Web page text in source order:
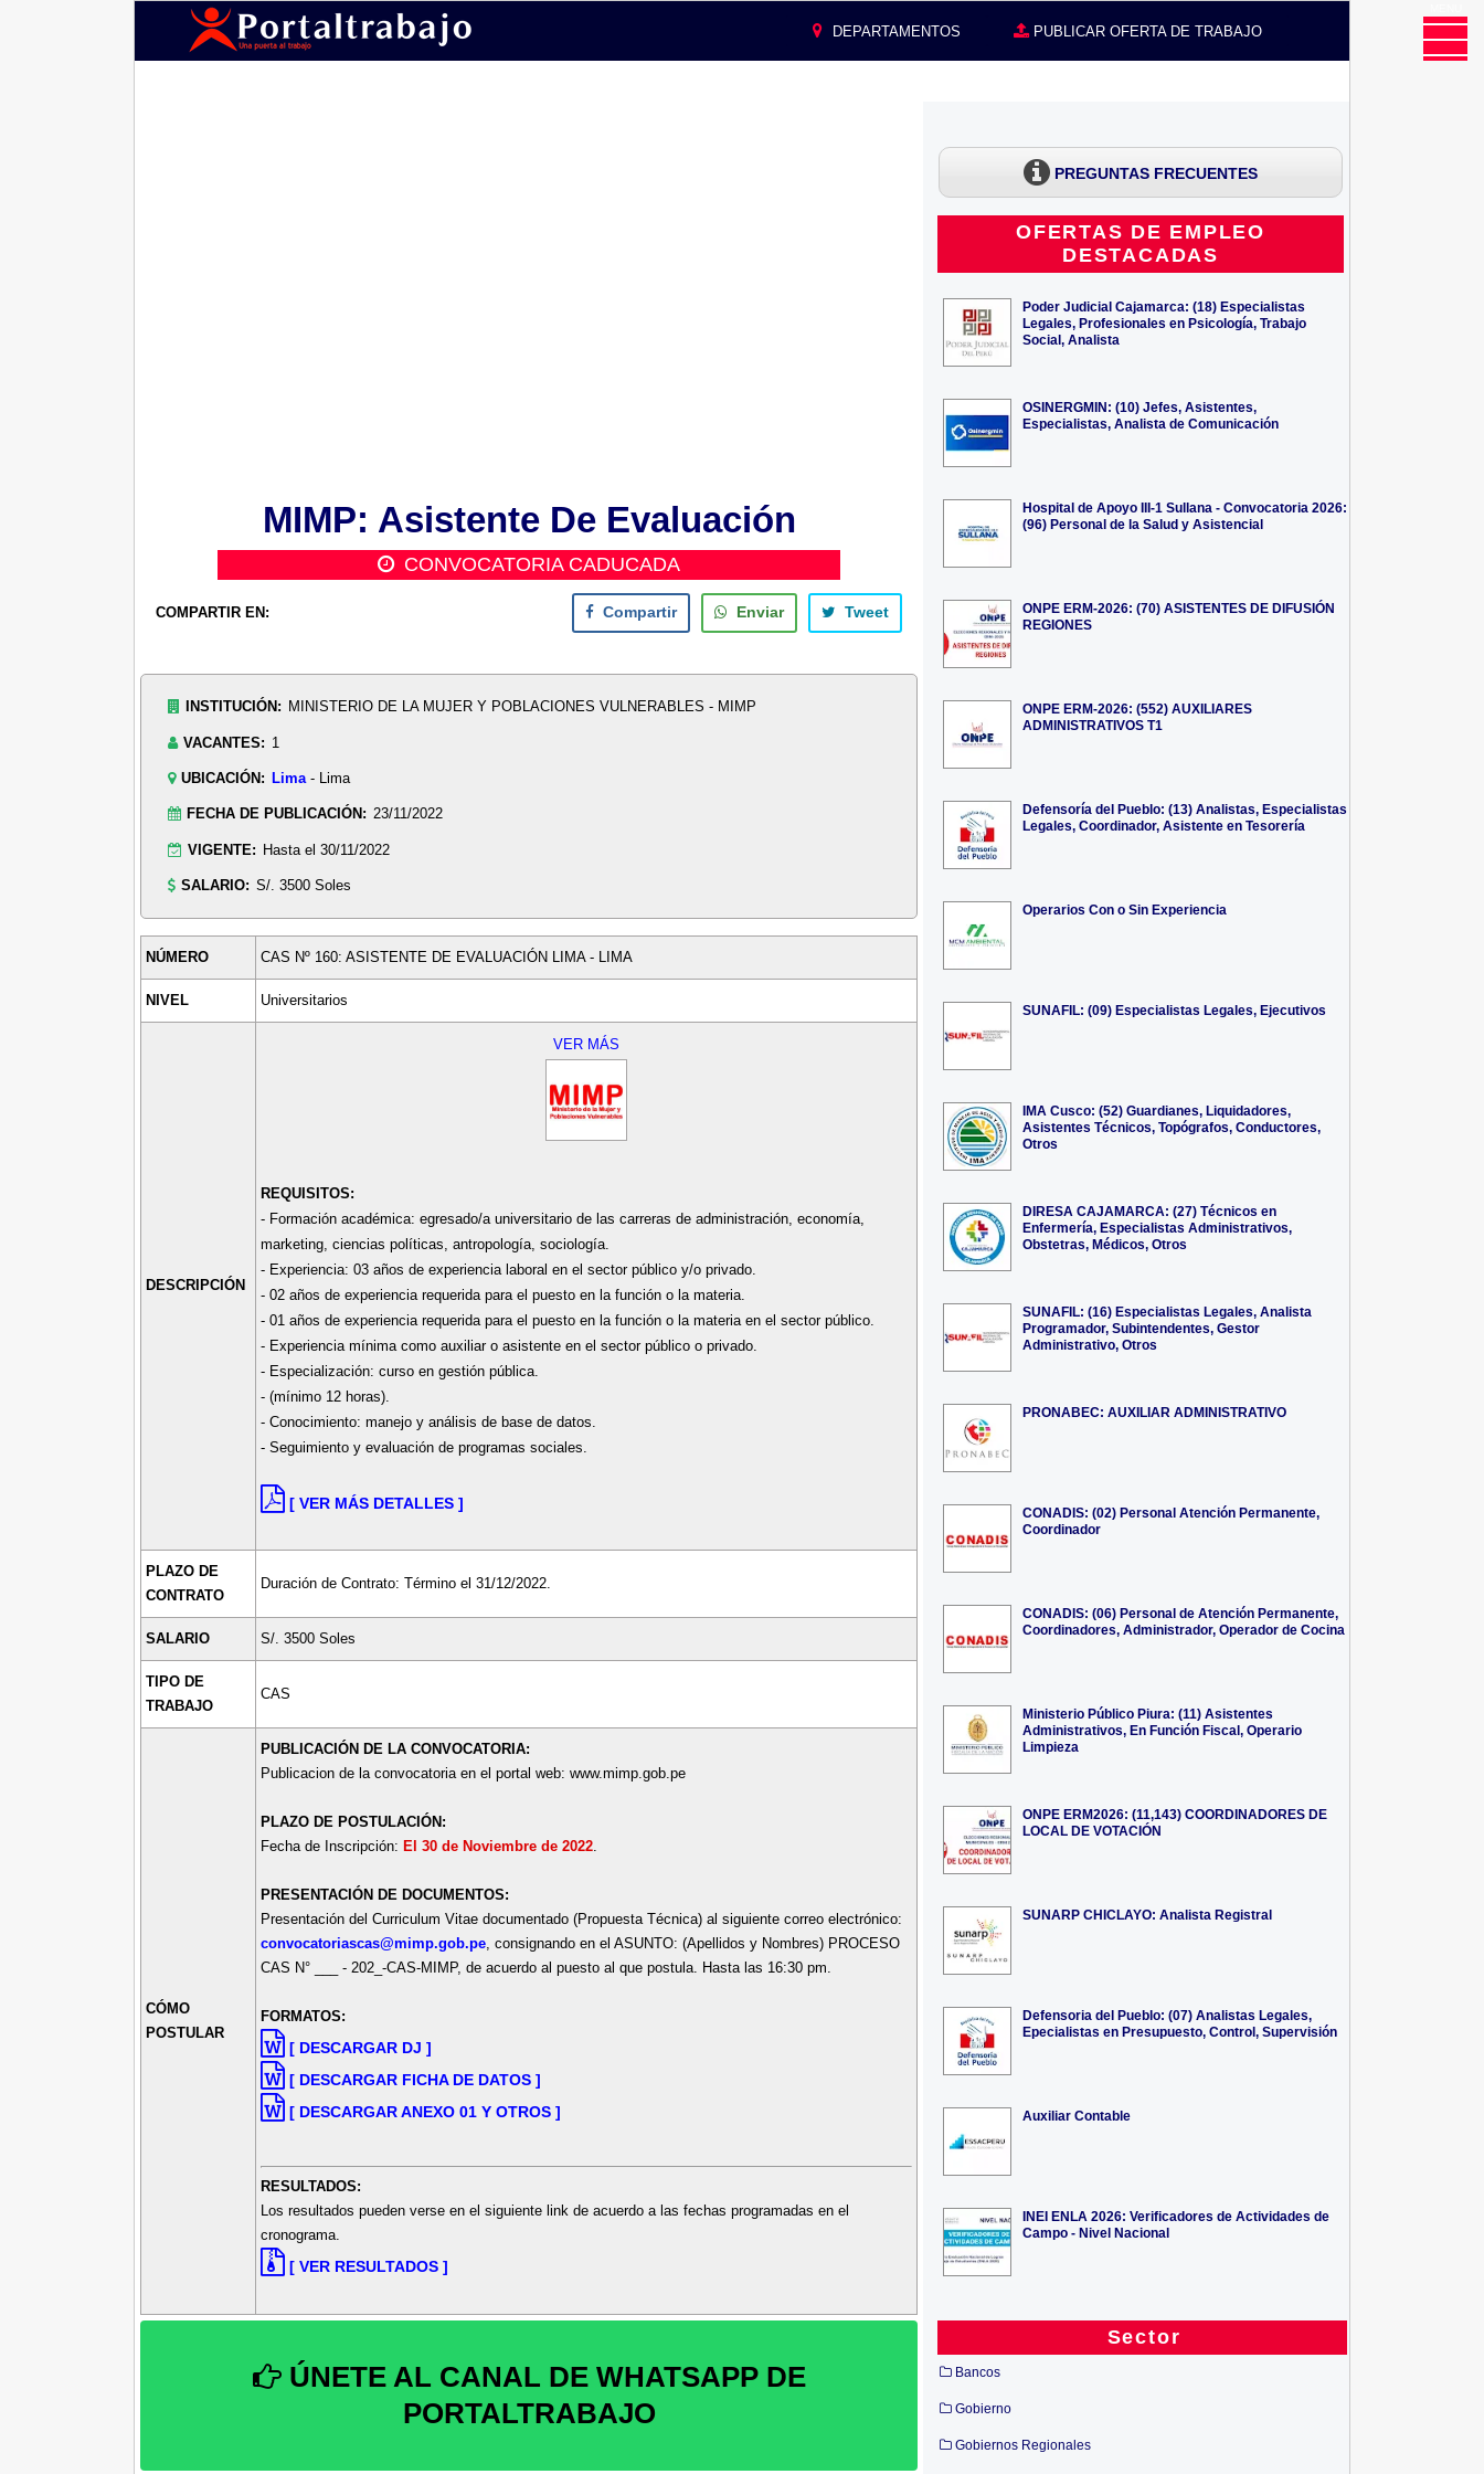
DEPARTAMENTOS PUBLICAR OFERTA DE TRABAJO
MIMP: Asistente De Evaluación
CONVOCATORIA CADUCADA
COMPARTIR EN: Compartir Enviar Tweet
INSTITUCIÓN: MINISTERIO DE LA MUJER Y POBLACIONES VULNERABLES - MIMP
VACANTES: 1
UBICACIÓN: Lima- Lima
FECHA DE PUBLICACIÓN: 23/11/2022
VIGENTE: Hasta el 30/11/2022
SALARIO: S/. 3500 Soles
NÚMERO CAS Nº 160: ASISTENTE DE EVALUACIÓN LIMA - LIMA
NIVEL Universitarios
DESCRIPCIÓN
VER MÁS
REQUISITOS:
- Formación académica: egresado/a universitario de las carreras de administración, economía,
marketing, ciencias políticas, antropología, sociología.
- Experiencia: 03 años de experiencia laboral en el sector público y/o privado.
- 02 años de experiencia requerida para el puesto en la función o la materia.
- 01 años de experiencia requerida para el puesto en la función o la materia en el sector público.
- Experiencia mínima como auxiliar o asistente en el sector público o privado.
- Especialización: curso en gestión pública.
- (mínimo 12 horas).
- Conocimiento: manejo y análisis de base de datos.
- Seguimiento y evaluación de programas sociales.
[ VER MÁS DETALLES ]
PLAZO DE
CONTRATO
Duración de Contrato: Término el 31/12/2022.
SALARIO S/. 3500 Soles
TIPO DE
TRABAJO
CAS
CÓMO
POSTULAR
PUBLICACIÓN DE LA CONVOCATORIA:
Publicacion de la convocatoria en el portal web: www.mimp.gob.pe
PLAZO DE POSTULACIÓN:
Fecha de Inscripción: El 30 de Noviembre de 2022
PRESENTACIÓN DE DOCUMENTOS:
Presentación del Curriculum Vitae documentado (Propuesta Técnica) al siguiente correo electrónico:
convocatoriascas@mimp.gob.pe , consignando en el ASUNTO: (Apellidos y Nombres) PROCESO
CAS N° ___ - 202_-CAS-MIMP, de acuerdo al puesto al que postula. Hasta las 16:30 pm.
FORMATOS:
[ DESCARGAR DJ ]
[ DESCARGAR FICHA DE DATOS ]
[ DESCARGAR ANEXO 01 Y OTROS ]
RESULTADOS:
Los resultados pueden verse en el siguiente link de acuerdo a las fechas programadas en el
cronograma.
[ VER RESULTADOS ]
ÚNETE AL CANAL DE WHATSAPP DE
PORTALTRABAJO
PREGUNTAS FRECUENTES
OFERTAS DE EMPLEO
DESTACADAS
Poder Judicial Cajamarca: (18) Especialistas
Legales, Profesionales en Psicología, Trabajo
Social, Analista
OSINERGMIN: (10) Jefes, Asistentes,
Especialistas, Analista de Comunicación
Hospital de Apoyo III-1 Sullana - Convocatoria 2026:
(96) Personal de la Salud y Asistencial
ONPE ERM-2026: (70) ASISTENTES DE DIFUSIÓN
REGIONES
ONPE ERM-2026: (552) AUXILIARES
ADMINISTRATIVOS T1
Defensoría del Pueblo: (13) Analistas, Especialistas
Legales, Coordinador, Asistente en Tesorería
Operarios Con o Sin Experiencia
SUNAFIL: (09) Especialistas Legales, Ejecutivos
IMA Cusco: (52) Guardianes, Liquidadores,
Asistentes Técnicos, Topógrafos, Conductores,
Otros
DIRESA CAJAMARCA: (27) Técnicos en
Enfermería, Especialistas Administrativos,
Obstetras, Médicos, Otros
SUNAFIL: (16) Especialistas Legales, Analista
Programador, Subintendentes, Gestor
Administrativo, Otros
PRONABEC: AUXILIAR ADMINISTRATIVO
CONADIS: (02) Personal Atención Permanente,
Coordinador
CONADIS: (06) Personal de Atención Permanente,
Coordinadores, Administrador, Operador de Cocina
Ministerio Público Piura: (11) Asistentes
Administrativos, En Función Fiscal, Operario
Limpieza
ONPE ERM2026: (11,143) COORDINADORES DE
LOCAL DE VOTACIÓN
SUNARP CHICLAYO: Analista Registral
Defensoria del Pueblo: (07) Analistas Legales,
Epecialistas en Presupuesto, Control, Supervisión
Auxiliar Contable
INEI ENLA 2026: Verificadores de Actividades de
Campo - Nivel Nacional
Sector
Bancos
Gobierno
Gobiernos Regionales